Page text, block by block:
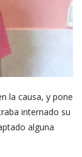
la causa, y pone
internado su
alguna